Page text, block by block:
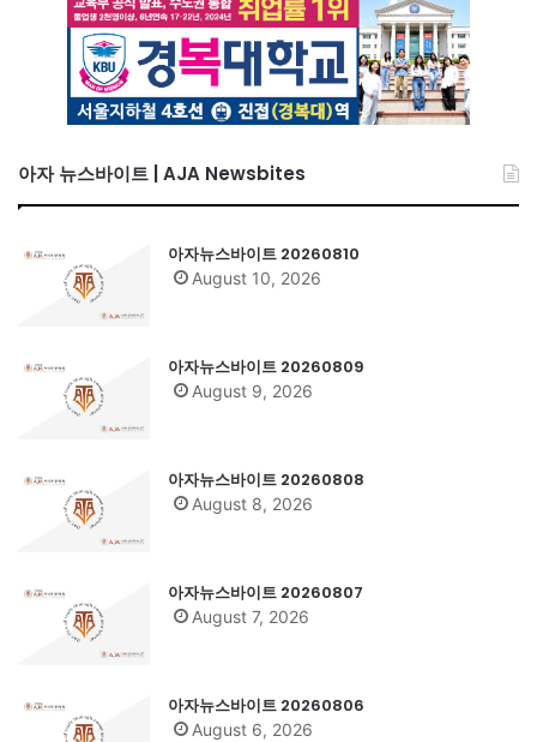
아자 뉴스바이트 | AJA Newsbites
아자뉴스바이트 20260810
August 10, 2026
아자뉴스바이트 20260809
August 9, 2026
아자뉴스바이트 20260808
August 8, 2026
아자뉴스바이트 20260807
August 7, 2026
아자뉴스바이트 20260806
August 6, 2026